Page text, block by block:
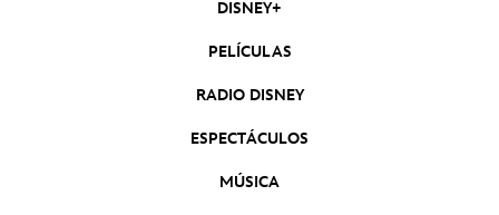
DISNEY+
PELÍCULAS
RADIO DISNEY
ESPECTÁCULOS
MÚSICA